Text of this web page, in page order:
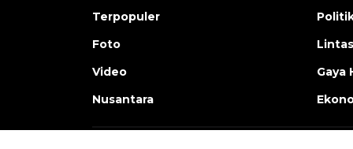
Terpopuler
Foto
Video
Nusantara
Gaya